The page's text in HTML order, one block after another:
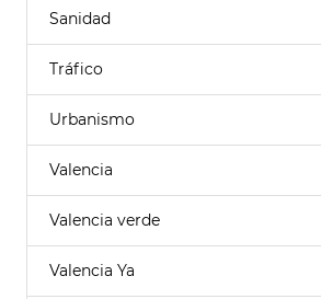
Sanidad
Tráfico
Urbanismo
Valencia
Valencia verde
Valencia Ya